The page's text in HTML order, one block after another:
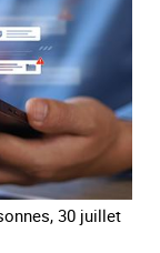
30 juillet